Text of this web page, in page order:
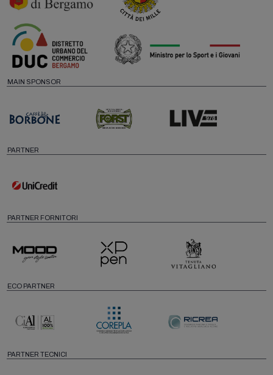
MAIN SPONSOR
PARTNER
PARTNER FORNITORI
ECO PARTNER
PARTNER TECNICI